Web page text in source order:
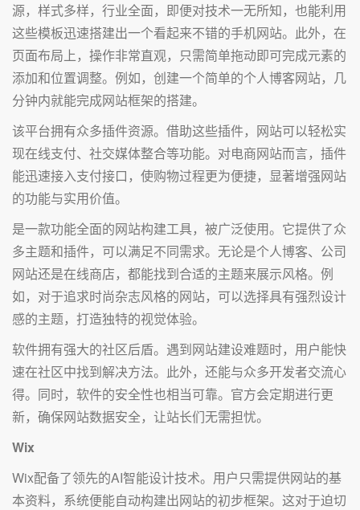
源，样式多样，行业全面，即便对技术一无所知，也能利用
这些模板迅速搭建出一个看起来不错的手机网站。此外，在
页面布局上，操作非常直观，只需简单拖动即可完成元素的
添加和位置调整。例如，创建一个简单的个人博客网站，几
分钟内就能完成网站框架的搭建。
该平台拥有众多插件资源。借助这些插件，网站可以轻松实
现在线支付、社交媒体整合等功能。对电商网站而言，插件
能迅速接入支付接口，使购物过程更为便捷，显著增强网站
的功能与实用价值。
是一款功能全面的网站构建工具，被广泛使用。它提供了众
多主题和插件，可以满足不同需求。无论是个人博客、公司
网站还是在线商店，都能找到合适的主题来展示风格。例
如，对于追求时尚杂志风格的网站，可以选择具有强烈设计
感的主题，打造独特的视觉体验。
软件拥有强大的社区后盾。遇到网站建设难题时，用户能快
速在社区中找到解决方法。此外，还能与众多开发者交流心
得。同时，软件的安全性也相当可靠。官方会定期进行更
新，确保网站数据安全，让站长们无需担忧。
Wix
Wix配备了领先的AI智能设计技术。用户只需提供网站的基
本资料，系统便能自动构建出网站的初步框架。这对于迫切